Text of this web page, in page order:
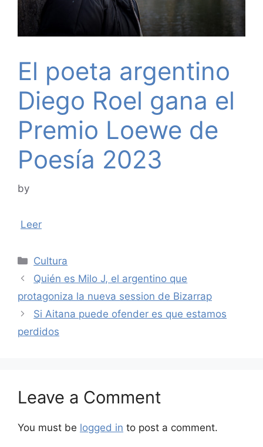
El poeta argentino
Diego Roel gana el
Premio Loewe de
Poesía 2023
by
Leer
Categories
Cultura
Quién es Milo J, el argentino que
protagoniza la nueva session de Bizarrap
Si Aitana puede ofender es que estamos
perdidos
Leave a Comment
You must be logged in to post a comment.